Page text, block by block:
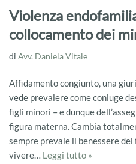
Violenza
collocamento dei
di Avv. Daniela Vitale
Affidamento congiunto, una
vede prevalere come coniuge
figli minori – e dunque
figura materna. Cambia
sempre prevale il benessere
vivere… Leggi tutto »